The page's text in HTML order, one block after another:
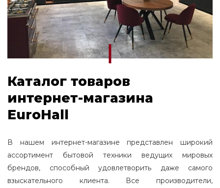
Каталог товаров
интернет-магазина
EuroHall
В нашем интернет-магазине представлен широкий
ассортимент бытовой техники ведущих мировых
брендов, способный удовлетворить даже самого
взыскательного клиента. Все производители,